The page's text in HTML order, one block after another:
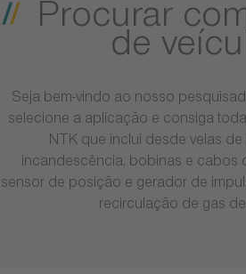
Procurar
de
Seja bem-vindo ao nosso
selecione a aplicação e consiga
NTK que inclui desde velas de
incandescência, bobinas e cabos
sensor de posição e gerador de
recirculação de gas